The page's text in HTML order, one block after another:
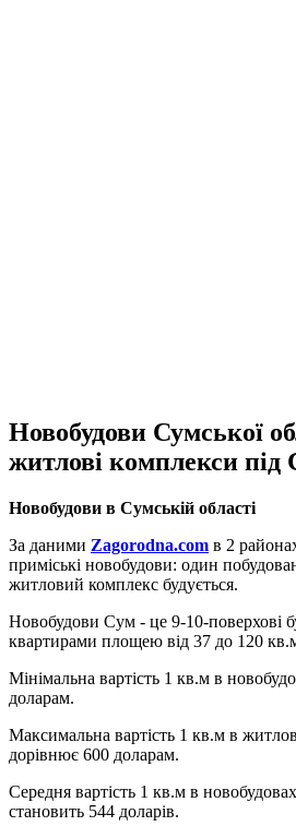
Новобудови Сумської
житлові комплекси
Новобудови в Сумській області
За даними Zagorodna.com в 2
приміські новобудови: один
житловий комплекс будується.
Новобудови Сум - це 9-10-поверхові
квартирами площею від 37 до 120
Мінімальна вартість 1 кв.м в
доларам.
Максимальна вартість 1 кв.м в
дорівнює 600 доларам.
Середня вартість 1 кв.м в
становить 544 доларів.